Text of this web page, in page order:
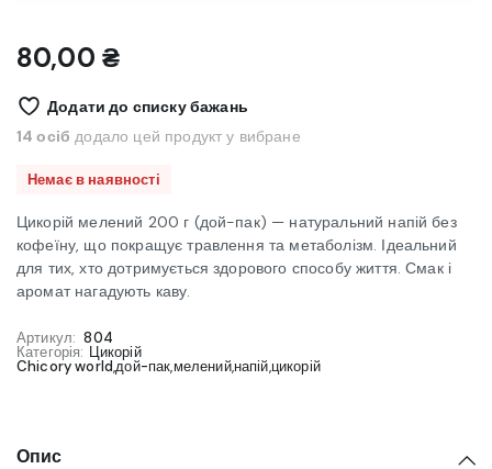
80,00 ₴
Додати до списку бажань
14 осіб додало цей продукт у вибране
Немає в наявності
Цикорій мелений 200 г (дой-пак) — натуральний напій без
кофеїну, що покращує травлення та метаболізм. Ідеальний
для тих, хто дотримується здорового способу життя. Смак і
аромат нагадують каву.
Артикул: 804
Категорія: Цикорій
Chicory world,дой-пак,мелений,напій,цикорій
Опис